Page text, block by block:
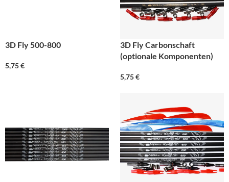
3D Fly 500-800
5,75€
3D Fly Carbonschaft
(optionale Komponenten)
5,75€